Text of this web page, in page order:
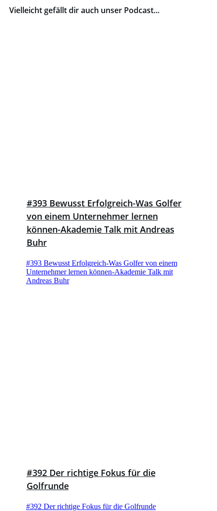
Vielleicht gefällt dir auch unser Podcast...
#393 Bewusst Erfolgreich-Was Golfer
von einem Unternehmer lernen
können-Akademie Talk mit Andreas
Buhr
#393 Bewusst Erfolgreich-Was Golfer von einem
Unternehmer lernen können-Akademie Talk mit
Andreas Buhr
#392 Der richtige Fokus für die
Golfrunde
#392 Der richtige Fokus für die Golfrunde